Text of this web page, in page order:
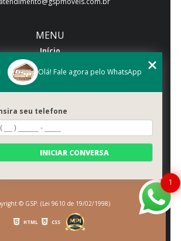
MENU
Início
Quem somos
Galeria
Categorias
Contato
Mapa do site
© GSP. (Lei 9610 de 19/02/1998)
HTML CSS
1
Olá! Fale agora pelo WhatsApp
seu telefone
INICIAR CONVERSA